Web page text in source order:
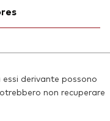
derivante possono
non recuperare